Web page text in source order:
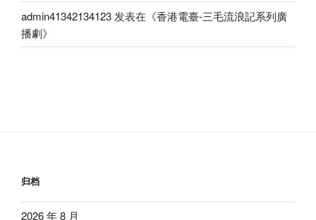
admin41342134123 发表在《香港電臺-三毛流浪記系列廣
播劇》
归档
2026 年 8 月